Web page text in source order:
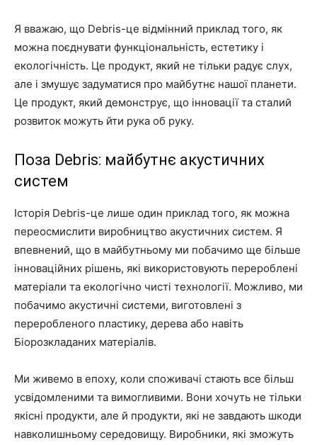
Я вважаю, що Debris-це відмінний приклад того, як
можна поєднувати функціональність, естетику і
екологічність. Це продукт, який не тільки радує слух,
але і змушує задуматися про майбутнє нашої планети.
Це продукт, який демонструє, що інновації та сталий
розвиток можуть йти рука об руку.
Поза Debris: майбутнє акустичних
систем
Історія Debris-це лише один приклад того, як можна
переосмислити виробництво акустичних систем. Я
впевнений, що в майбутньому ми побачимо ще більше
інноваційних рішень, які використовують перероблені
матеріали та екологічно чисті технології. Можливо, ми
побачимо акустичні системи, виготовлені з
переробленого пластику, дерева або навіть
Біорозкладаних матеріалів.
Ми живемо в епоху, коли споживачі стають все більш
усвідомленими та вимогливими. Вони хочуть не тільки
якісні продукти, але й продукти, які не завдають шкоди
навколишньому середовищу. Виробники, які зможуть